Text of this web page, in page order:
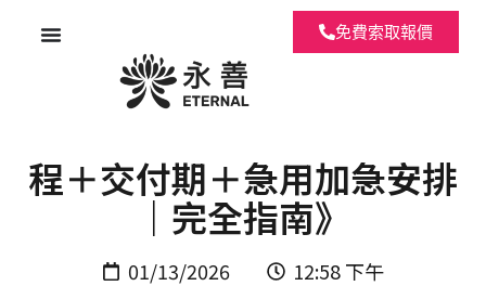
免費索取報價
程＋交付期＋急用加急安排
｜完全指南》
01/13/2026
12:58 下午